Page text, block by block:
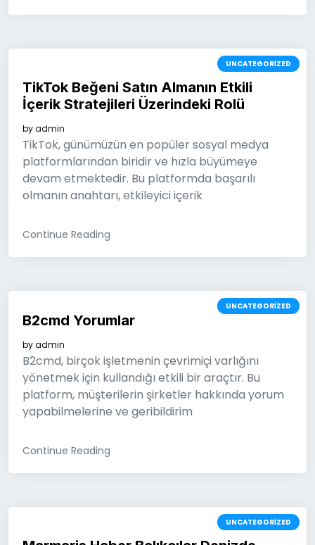
UNCATEGORIZED
TikTok Beğeni Satın Almanın Etkili
İçerik Stratejileri Üzerindeki Rolü
byadmin
TikTok, günümüzün en popüler sosyal medya
platformlarından biridir ve hızla büyümeye
devam etmektedir. Bu platformda başarılı
olmanın anahtarı, etkileyici içerik
Continue Reading
UNCATEGORIZED
B2cmd Yorumlar
byadmin
B2cmd, birçok işletmenin çevrimiçi varlığını
yönetmek için kullandığı etkili bir araçtır. Bu
platform, müşterilerin şirketler hakkında yorum
yapabilmelerine ve geribildirim
Continue Reading
UNCATEGORIZED